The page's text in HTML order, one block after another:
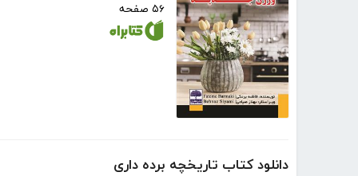
۵۶ صفحه
دانلود کتاب تاریخچه برده داری